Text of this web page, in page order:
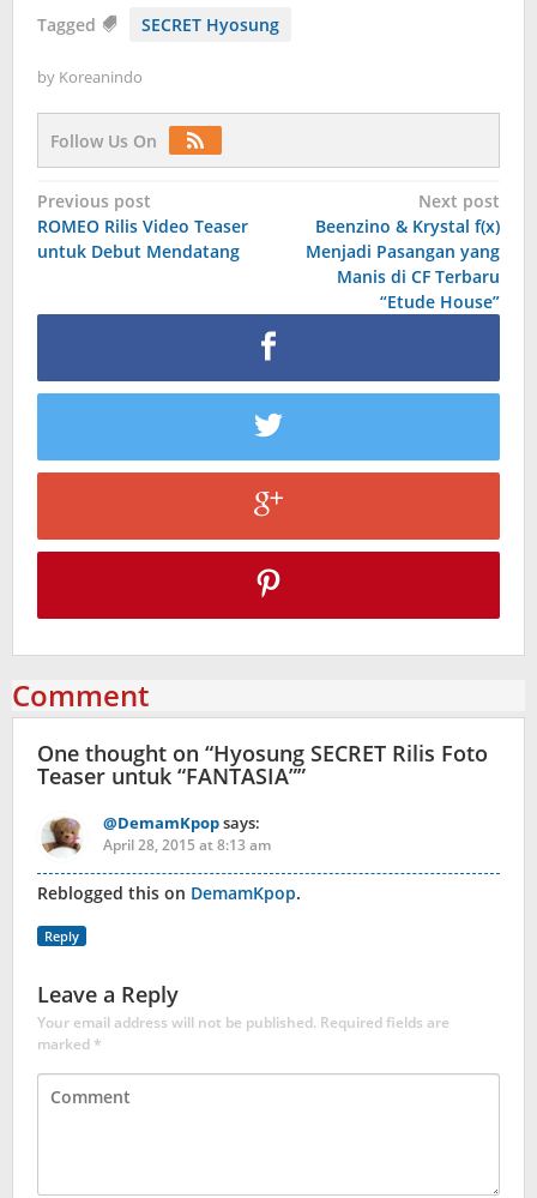
Tagged SECRET Hyosung
by Koreanindo
Follow Us On
Post
navigation
Previous post
ROMEO Rilis Video Teaser
untuk Debut Mendatang
Next post
Beenzino & Krystal f(x)
Menjadi Pasangan yang
Manis di CF Terbaru
“Etude House”
Comment
One thought on “Hyosung SECRET Rilis Foto
Teaser untuk “FANTASIA””
@DemamKpopsays:
April 28, 2015 at 8:13 am
Reblogged this on DemamKpop.
Reply
Leave a Reply
Your email address will not be published. Required fields are
marked*